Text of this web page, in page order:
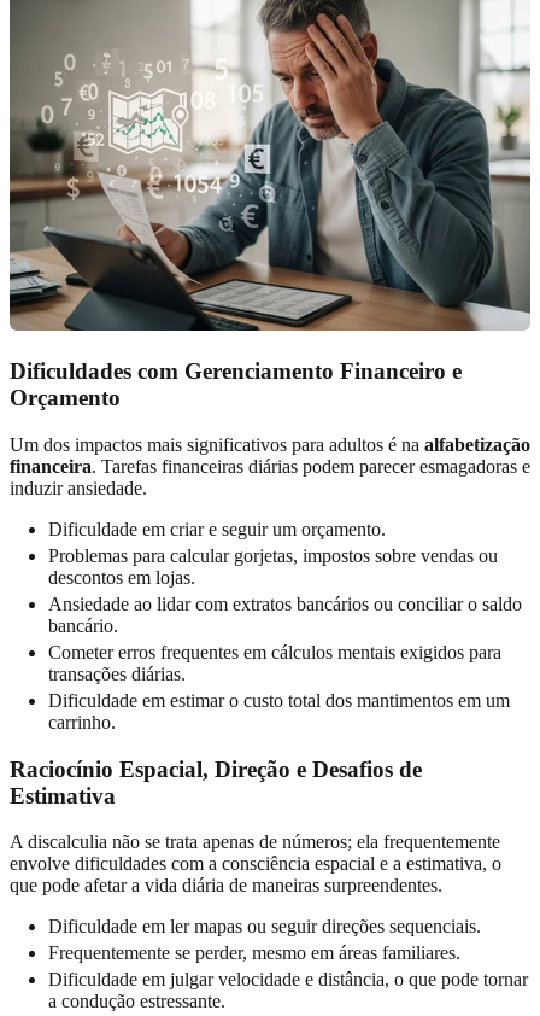
Dificuldades com Gerenciamento Financeiro e
Orçamento
Um dos impactos mais significativos para adultos é na alfabetização
financeira. Tarefas financeiras diárias podem parecer esmagadoras e
induzir ansiedade.
Dificuldade em criar e seguir um orçamento.
Problemas para calcular gorjetas, impostos sobre vendas ou
descontos em lojas.
Ansiedade ao lidar com extratos bancários ou conciliar o saldo
bancário.
Cometer erros frequentes em cálculos mentais exigidos para
transações diárias.
Dificuldade em estimar o custo total dos mantimentos em um
carrinho.
Raciocínio Espacial, Direção e Desafios de
Estimativa
A discalculia não se trata apenas de números; ela frequentemente
envolve dificuldades com a consciência espacial e a estimativa, o
que pode afetar a vida diária de maneiras surpreendentes.
Dificuldade em ler mapas ou seguir direções sequenciais.
Frequentemente se perder, mesmo em áreas familiares.
Dificuldade em julgar velocidade e distância, o que pode tornar
a condução estressante.